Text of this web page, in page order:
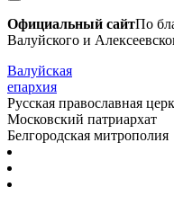
Официальный сайтПо
Валуйского и
Валуйская
епархия
Русская православная
Московский патриархат
Белгородская митрополия